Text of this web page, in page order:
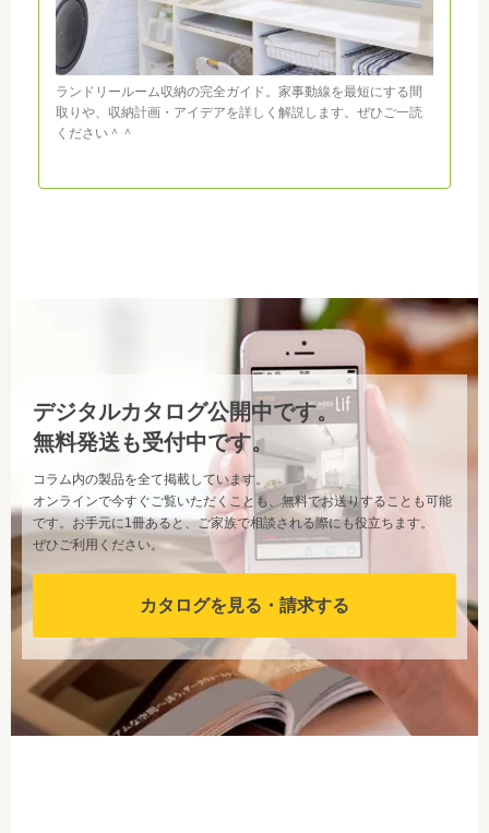
ランドリールーム収納の完全ガイド。家事動線を最短にする間
取りや、収納計画・アイデアを詳しく解説します。ぜひご一読
ください＾＾
デジタルカタログ公開中です。
無料発送も受付中です。
コラム内の製品を全て掲載しています。
オンラインで今すぐご覧いただくことも、無料でお送りすることも可能
です。お手元に1冊あると、ご家族で相談される際にも役立ちます。
ぜひご利用ください。
カタログを見る・請求する